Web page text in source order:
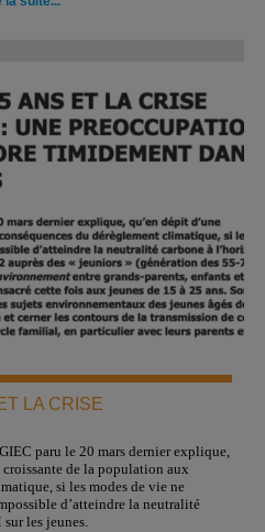
LA CRISE
paru le 20 mars dernier explique,
de la population aux
si les modes de vie ne
d’atteindre la neutralité
les jeunes.